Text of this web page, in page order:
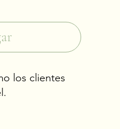
los clientes